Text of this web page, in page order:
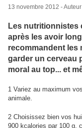
13 novembre 2012 -
Les nutritionnistes
après les avoir
recommandent les
garder un cerveau
moral au top... et
1 Variez au maximum
animale.
2 Choisissez bien vos
900 kcalories par 100 g,